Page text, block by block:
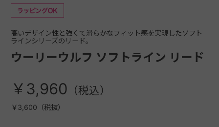
ウーリーウルフ ソフトライン リード
高いデザイン性と強くて滑らかなフィット感を実現したソフト
ラインシリーズのリード。
￥3,960
￥3,600（税抜）